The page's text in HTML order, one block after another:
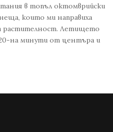
в топъл октомврийски
които ми направиха
растителност. Летището
20-на минути от центъра и